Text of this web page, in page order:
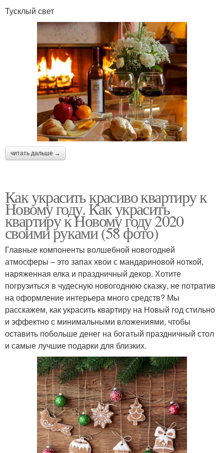
Тусклый свет
читать дальше →
Как украсить красиво квартиру к
Новому году. Как украсить
квартиру к Новому году 2020
своими руками (58 фото)
Главные компоненты волшебной новогодней
атмосферы – это запах хвои с мандариновой ноткой,
наряженная елка и праздничный декор. Хотите
погрузиться в чудесную новогоднюю сказку, не потратив
на оформление интерьера много средств? Мы
расскажем, как украсить квартиру на Новый год стильно
и эффектно с минимальными вложениями, чтобы
оставить побольше денег на богатый праздничный стол
и самые лучшие подарки для близких.